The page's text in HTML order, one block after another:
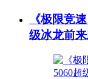
《极限竞
级冰龙前